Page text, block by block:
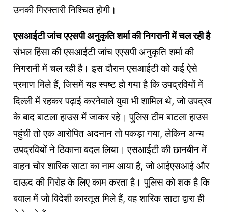
उनकी गिरफ्तारी निश्चित होगी।
एसआईटी जांच एएसपी अनुकृति शर्मा की निगरानी में चल रही है
संभल हिंसा की एसआईटी जांच एएसपी अनुकृति शर्मा की
निगरानी में चल रही है। इस दौरान एसआईटी को कई ऐसे
प्रमाण मिले हैं, जिसमें यह स्पष्ट हो गया है कि उपद्रवियों में
दिल्ली में रहकर पढ़ाई करनेवाले युवा भी शामिल थे, जो उपद्रव
के बाद बाटला हाउस में जाकर रहे। पुलिस टीम बाटला हाउस
पहुंची तो एक आरोपित अदनान तो पकड़ा गया, लेकिन अन्य
उपद्रवियों ने ठिकाना बदल लिया। एसआईटी की छानबीन में
वाहन चोर शारिक साटा का नाम आया है, जो आईएसआई और
दाऊद की गिरोह के लिए काम करता है। पुलिस को शक है कि
बवाल में जो विदेशी कारतूस मिले हैं, वह शारिक साटा द्वारा ही